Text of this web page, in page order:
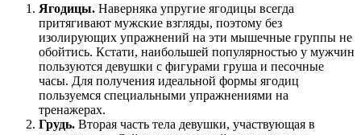
Ягодицы. Наверняка упругие ягодицы всегда
притягивают мужские взгляды, поэтому без
изолирующих упражнений на эти мышечные группы не
обойтись. Кстати, наибольшей популярностью у мужчин
пользуются девушки с фигурами груша и песочные
часы. Для получения идеальной формы ягодиц
пользуемся специальными упражнениями на
тренажерах.
Грудь. Вторая часть тела девушки, участвующая в